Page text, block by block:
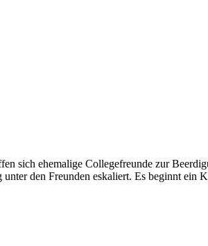
sich ehemalige Collegefreunde zur
den Freunden eskaliert. Es beginnt ein